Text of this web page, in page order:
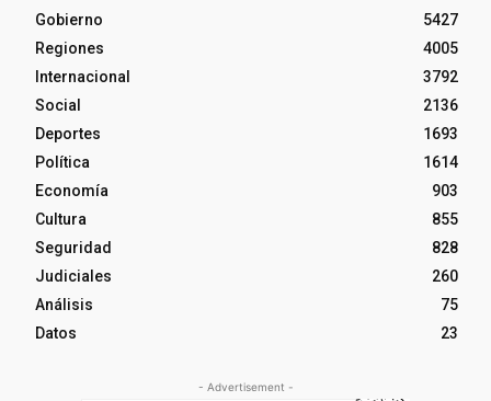
Gobierno
5427
Regiones
4005
Internacional
3792
Social
2136
Deportes
1693
Política
1614
Economía
903
Cultura
855
Seguridad
828
Judiciales
260
Análisis
75
Datos
23
- Advertisement -